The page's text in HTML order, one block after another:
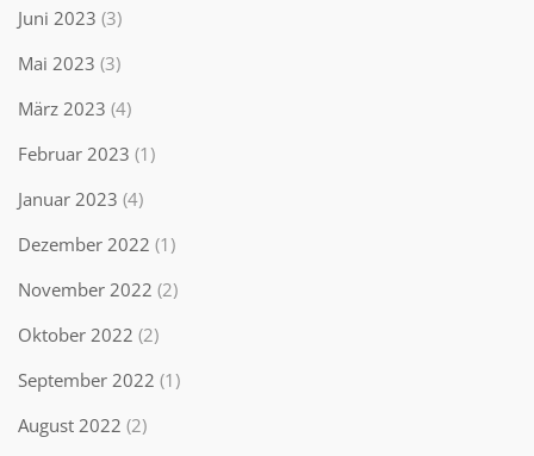
Juni 2023 (3)
Mai 2023 (3)
März 2023 (4)
Februar 2023 (1)
Januar 2023 (4)
Dezember 2022 (1)
November 2022 (2)
Oktober 2022 (2)
September 2022 (1)
August 2022 (2)